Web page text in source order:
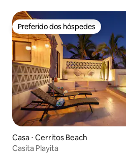
Preferido dos hóspedes
Preferido dos hóspedes
Casa ⋅ Cerritos Beach
Casita Playita